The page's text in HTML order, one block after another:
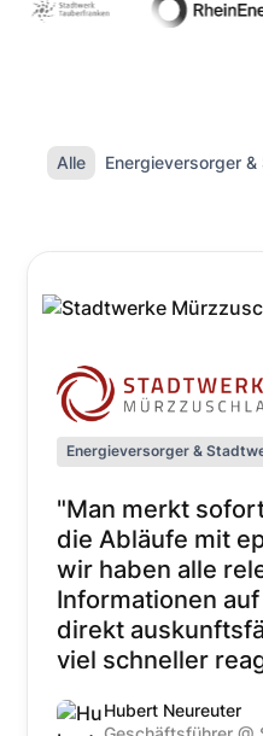
Alle Energieversorger
Energieversorger &
"Man merkt
die Abläufe mit
wir haben alle
Informationen
direkt
viel schneller
Hubert Neureuter